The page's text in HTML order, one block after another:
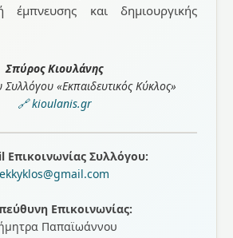
και δημιουργικής
Σπύρος Κιουλάνης
«Εκπαιδευτικός Κύκλος»
🔗 kioulanis.gr
Επικοινωνίας Συλλόγου:
ekkyklos@gmail.com
Επικοινωνίας:
Παπαϊωάννου